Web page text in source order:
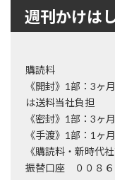
週刊かけは
購読料
《開封》1部：3
は送料当社負担
《密封》1部：3ヶ
《手渡》1部：1ヶ
《購読料・新時代社
振替口座 ００８